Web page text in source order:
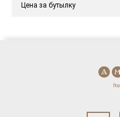
Цена за бутылку